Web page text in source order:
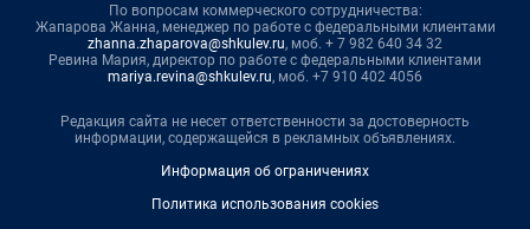
По вопросам коммерческого сотрудничества:
Жапарова Жанна, менеджер по работе с федеральными клиентами
zhanna.zhaparova@shkulev.ru, моб. + 7 982 640 34 32
Ревина Мария, директор по работе с федеральными клиентами
mariya.revina@shkulev.ru, моб. +7 910 402 4056
Редакция сайта не несет ответственности за достоверность
информации, содержащейся в рекламных объявлениях.
Информация об ограничениях
Политика использования cookies